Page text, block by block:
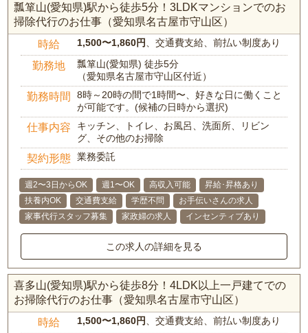
瓢箪山(愛知県)駅から徒歩5分！3LDKマンションでのお
掃除代行のお仕事（愛知県名古屋市守山区）
時給 1,500〜1,860円 、交通費支給、前払い制度あり
勤務地
瓢箪山(愛知県) 徒歩5分
（愛知県名古屋市守山区付近）
勤務時間
8時～20時の間で1時間〜、好きな日に働くこと
が可能です。(候補の日時から選択)
仕事内容
キッチン、トイレ、お風呂、洗面所、リビン
グ、その他のお掃除
契約形態 業務委託
週2〜3日からOK 週1〜OK 高収入可能
昇給･昇格あり
扶養内OK
交通費支給 学歴不問
お手伝いさんの求人
家事代行スタッフ募集
家政婦の求人 インセンティブあり
この求人の詳細を見る
喜多山(愛知県)駅から徒歩8分！4LDK以上一戸建てでの
お掃除代行のお仕事（愛知県名古屋市守山区）
時給 1,500〜1,860円 、交通費支給、前払い制度あり